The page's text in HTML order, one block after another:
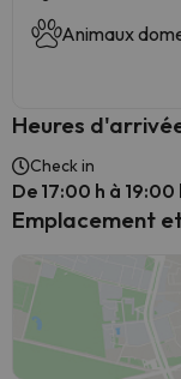
Animaux
Heures
Check in
De 17:00 h à 19:00
Emplacement